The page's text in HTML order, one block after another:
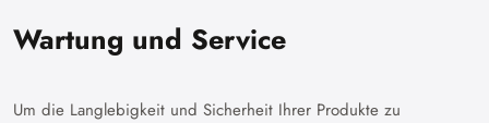
Wartung und Service
Um die Langlebigkeit und Sicherheit Ihrer Produkte zu